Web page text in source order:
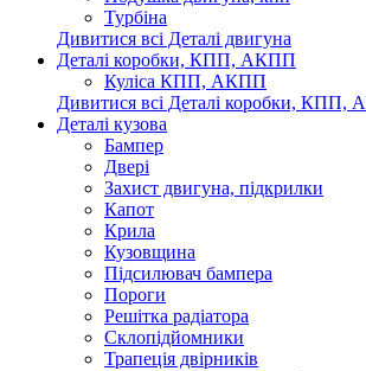
Турбіна
Дивитися всі Деталі двигуна
Деталі коробки, КПП, АКПП
Куліса КПП, АКПП
Дивитися всі Деталі коробки, КПП,
Деталі кузова
Бампер
Двері
Захист двигуна, підкрилки
Капот
Крила
Кузовщина
Підсилювач бампера
Пороги
Решітка радіатора
Склопідйомники
Трапеція двірників